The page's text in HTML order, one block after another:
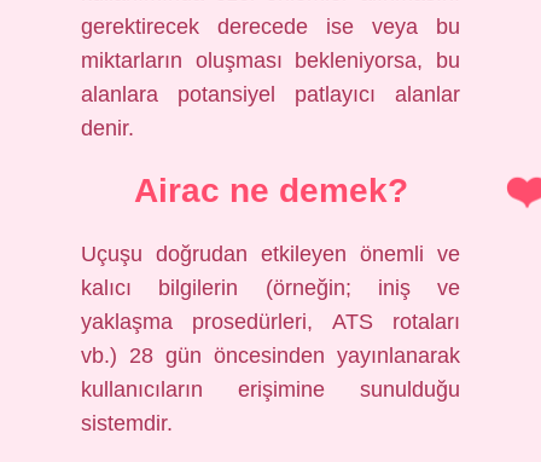
gerektirecek derecede ise veya bu
miktarların oluşması bekleniyorsa, bu
alanlara potansiyel patlayıcı alanlar
denir.
Airac ne demek?
Uçuşu doğrudan etkileyen önemli ve
kalıcı bilgilerin (örneğin; iniş ve
yaklaşma prosedürleri, ATS rotaları
vb.) 28 gün öncesinden yayınlanarak
kullanıcıların erişimine sunulduğu
sistemdir.